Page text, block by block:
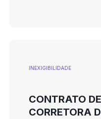
INEXIGIBILIDADE
CONTRATO
CORRETORA